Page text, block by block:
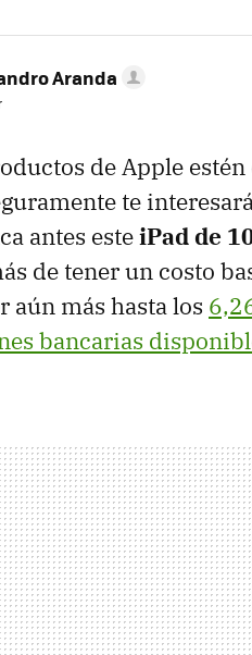
Aranda
de Apple
te
antes esteiPad de
de tener un costo
aún más hasta los
bancarias